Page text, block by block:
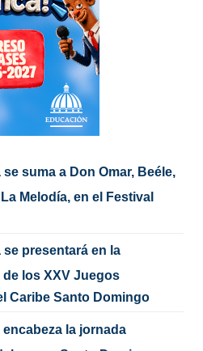
suma a Don Omar, Beéle,
Melodía, en el Festival
presentará en la
los XXV Juegos
Caribe Santo Domingo
la jornada